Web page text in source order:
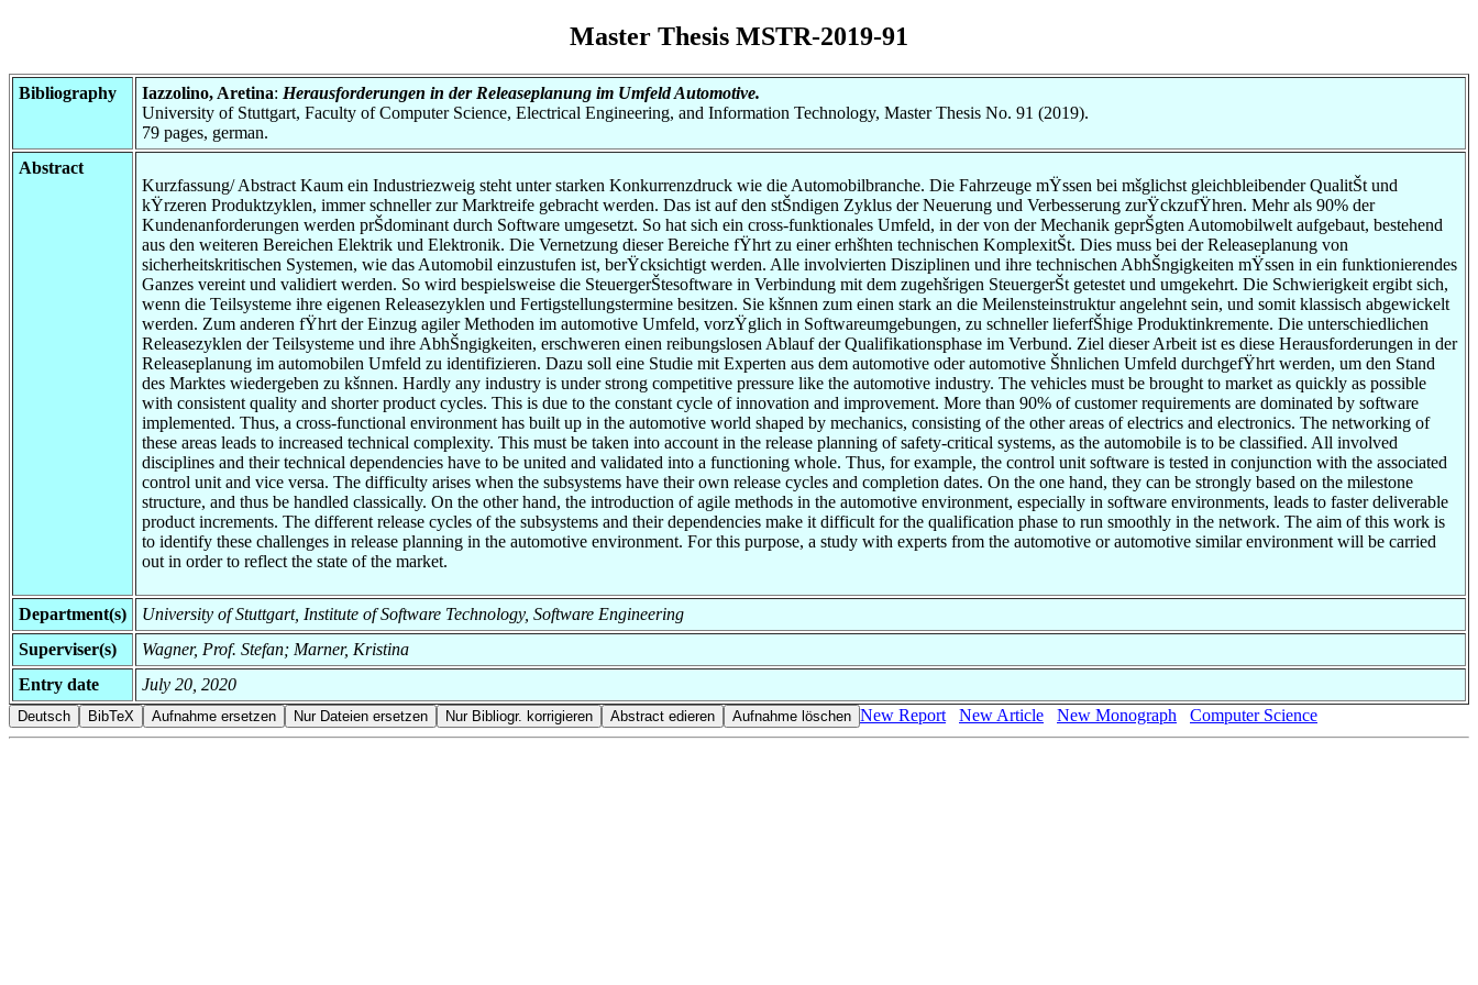
Master Thesis MSTR-2019-91
Bibliography Iazzolino, Aretina: Herausforderungen in der Releaseplanung im Umfeld Automotive.
University of Stuttgart, Faculty of Computer Science, Electrical Engineering, and Information Technology, Master Thesis No. 91 (2019).
79 pages, german.
Abstract
Kurzfassung/ Abstract Kaum ein Industriezweig steht unter starken Konkurrenzdruck wie die Automobilbranche. Die Fahrzeuge mŸssen bei mšglichst gleichbleibender QualitŠt und
kŸrzeren Produktzyklen, immer schneller zur Marktreife gebracht werden. Das ist auf den stŠndigen Zyklus der Neuerung und Verbesserung zurŸckzufŸhren. Mehr als 90% der
Kundenanforderungen werden prŠdominant durch Software umgesetzt. So hat sich ein cross-funktionales Umfeld, in der von der Mechanik geprŠgten Automobilwelt aufgebaut, bestehend
aus den weiteren Bereichen Elektrik und Elektronik. Die Vernetzung dieser Bereiche fŸhrt zu einer erhšhten technischen KomplexitŠt. Dies muss bei der Releaseplanung von
sicherheitskritischen Systemen, wie das Automobil einzustufen ist, berŸcksichtigt werden. Alle involvierten Disziplinen und ihre technischen AbhŠngigkeiten mŸssen in ein funktionierendes
Ganzes vereint und validiert werden. So wird bespielsweise die SteuergerŠtesoftware in Verbindung mit dem zugehšrigen SteuergerŠt getestet und umgekehrt. Die Schwierigkeit ergibt sich,
wenn die Teilsysteme ihre eigenen Releasezyklen und Fertigstellungstermine besitzen. Sie kšnnen zum einen stark an die Meilensteinstruktur angelehnt sein, und somit klassisch abgewickelt
werden. Zum anderen fŸhrt der Einzug agiler Methoden im automotive Umfeld, vorzŸglich in Softwareumgebungen, zu schneller lieferfŠhige Produktinkremente. Die unterschiedlichen
Releasezyklen der Teilsysteme und ihre AbhŠngigkeiten, erschweren einen reibungslosen Ablauf der Qualifikationsphase im Verbund. Ziel dieser Arbeit ist es diese Herausforderungen in der
Releaseplanung im automobilen Umfeld zu identifizieren. Dazu soll eine Studie mit Experten aus dem automotive oder automotive Šhnlichen Umfeld durchgefŸhrt werden, um den Stand
des Marktes wiedergeben zu kšnnen. Hardly any industry is under strong competitive pressure like the automotive industry. The vehicles must be brought to market as quickly as possible
with consistent quality and shorter product cycles. This is due to the constant cycle of innovation and improvement. More than 90% of customer requirements are dominated by software
implemented. Thus, a cross-functional environment has built up in the automotive world shaped by mechanics, consisting of the other areas of electrics and electronics. The networking of
these areas leads to increased technical complexity. This must be taken into account in the release planning of safety-critical systems, as the automobile is to be classified. All involved
disciplines and their technical dependencies have to be united and validated into a functioning whole. Thus, for example, the control unit software is tested in conjunction with the associated
control unit and vice versa. The difficulty arises when the subsystems have their own release cycles and completion dates. On the one hand, they can be strongly based on the milestone
structure, and thus be handled classically. On the other hand, the introduction of agile methods in the automotive environment, especially in software environments, leads to faster deliverable
product increments. The different release cycles of the subsystems and their dependencies make it difficult for the qualification phase to run smoothly in the network. The aim of this work is
to identify these challenges in release planning in the automotive environment. For this purpose, a study with experts from the automotive or automotive similar environment will be carried
out in order to reflect the state of the market.
Department(s)
University of Stuttgart, Institute of Software Technology, Software Engineering
Superviser(s)
Wagner, Prof. Stefan; Marner, Kristina
Entry date
July 20, 2020
New Report
New Article New Monograph Computer Science